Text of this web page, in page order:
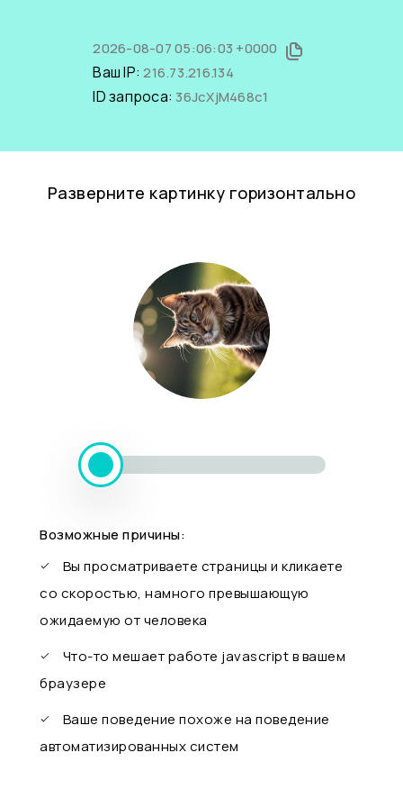
2026-08-07 05:06:03 +0000
Ваш IP:216.73.216.134
ID запроса: 36JcXjM468c1
Разверните картинку горизонтально
Возможные причины:
Вы просматриваете страницы и кликаете
со скоростью, намного превышающую
ожидаемую от человека
Что-то мешает работе javascript в вашем
браузере
Ваше поведение похоже на поведение
автоматизированных систем